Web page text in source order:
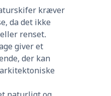
kræver
da det ikke
renset.
giver et
der kan